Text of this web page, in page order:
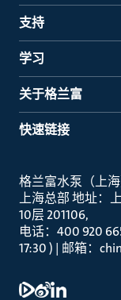
支持
学习
关于格兰富
快速链接
格兰富水泵（上
上海总部 地址：
10层 201106
电话：400 920
17:30 ) | 邮箱：